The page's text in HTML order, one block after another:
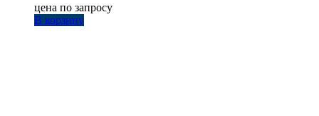
цена по запросу
В корзину